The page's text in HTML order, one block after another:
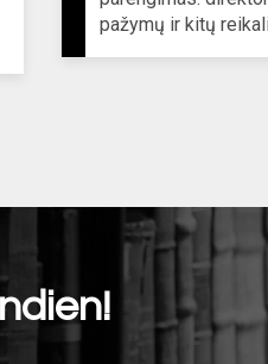
pažymų ir kitų